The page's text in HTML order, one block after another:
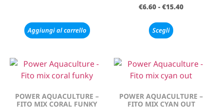
Aggiungi al carrello
€6.60 - €15.40
Scegli
POWER AQUACULTURE –
FITO MIX CORAL FUNKY
POWER AQUACULTURE –
FITO MIX CYAN OUT